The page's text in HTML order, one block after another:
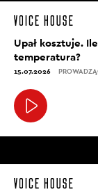
Upał kosztuje.
temperatura?
15.07.2026